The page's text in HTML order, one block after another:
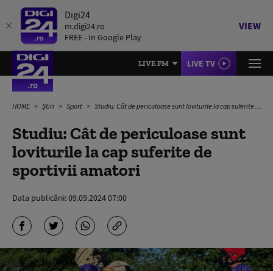
Digi24
m.digi24.ro
FREE - In Google Play
VIEW
LIVE FM LIVE TV
HOME Știri Sport Studiu: Cât de periculoase sunt loviturile la cap suferite de sportivii amatori
Studiu: Cât de periculoase sunt
loviturile la cap suferite de
sportivii amatori
Data publicării:09.09.2024 07:00